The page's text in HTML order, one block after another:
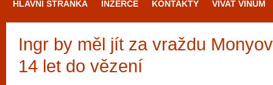
HLAVNÍ STRÁNKA INZERCE KONTAKTY VIVAT VINUM
Ingr by měl jít za vraždu
14 let do vězení
Průvodce